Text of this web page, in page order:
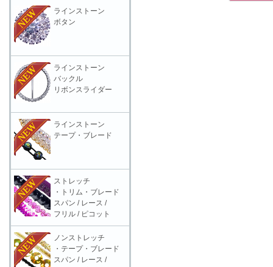
ラインストーン
ボタン
ラインストーン
バックル
リボンスライダー
ラインストーン
テープ・ブレード
ストレッチ
・トリム・ブレード
スパン / レース /
フリル / ピコット
ノンストレッチ
・テープ・ブレード
スパン / レース /